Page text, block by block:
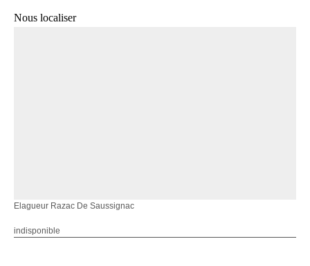
Nous localiser
Elagueur Razac De Saussignac
indisponible